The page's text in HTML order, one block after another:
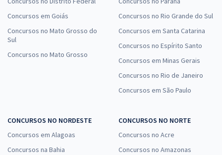
Concursos em Goiás
Concursos no Mato Grosso do
Sul
Concursos no Mato Grosso
Concursos no Rio Grande do Sul
Concursos em Santa Catarina
Concursos no Espírito Santo
Concursos em Minas Gerais
Concursos no Rio de Janeiro
Concursos em São Paulo
CONCURSOS NO NORDESTE
Concursos em Alagoas
Concursos na Bahia
CONCURSOS NO NORTE
Concursos no Acre
Concursos no Amazonas